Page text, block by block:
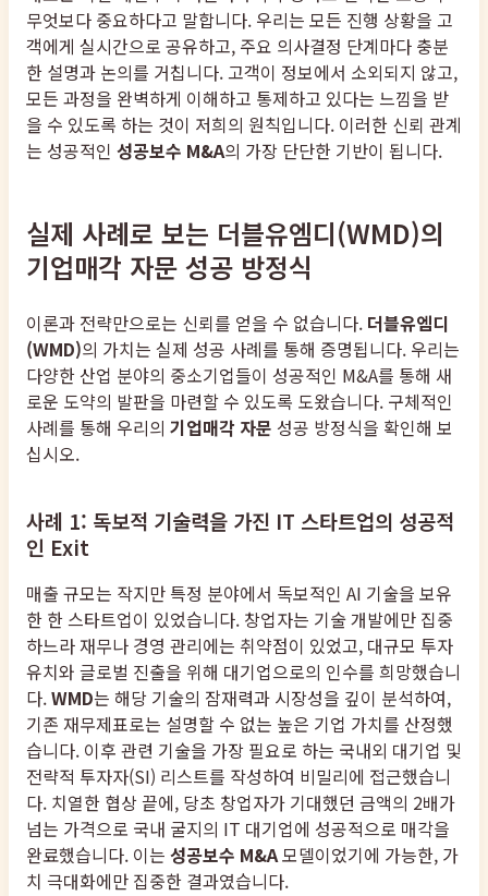
무엇보다 중요하다고 말합니다. 우리는 모든 진행 상황을 고
객에게 실시간으로 공유하고, 주요 의사결정 단계마다 충분
한 설명과 논의를 거칩니다. 고객이 정보에서 소외되지 않고,
모든 과정을 완벽하게 이해하고 통제하고 있다는 느낌을 받
을 수 있도록 하는 것이 저희의 원칙입니다. 이러한 신뢰 관계
는 성공적인 성공보수 M&A의 가장 단단한 기반이 됩니다.
실제 사례로 보는 더블유엠디(WMD)의
기업매각 자문 성공 방정식
이론과 전략만으로는 신뢰를 얻을 수 없습니다. 더블유엠디
(WMD)의 가치는 실제 성공 사례를 통해 증명됩니다. 우리는
다양한 산업 분야의 중소기업들이 성공적인 M&A를 통해 새
로운 도약의 발판을 마련할 수 있도록 도왔습니다. 구체적인
사례를 통해 우리의 기업매각 자문 성공 방정식을 확인해 보
십시오.
사례 1: 독보적 기술력을 가진 IT 스타트업의 성공적
인 Exit
매출 규모는 작지만 특정 분야에서 독보적인 AI 기술을 보유
한 한 스타트업이 있었습니다. 창업자는 기술 개발에만 집중
하느라 재무나 경영 관리에는 취약점이 있었고, 대규모 투자
유치와 글로벌 진출을 위해 대기업으로의 인수를 희망했습니
다.WMD는 해당 기술의 잠재력과 시장성을 깊이 분석하여,
기존 재무제표로는 설명할 수 없는 높은 기업 가치를 산정했
습니다. 이후 관련 기술을 가장 필요로 하는 국내외 대기업 및
전략적 투자자(SI) 리스트를 작성하여 비밀리에 접근했습니
다. 치열한 협상 끝에, 당초 창업자가 기대했던 금액의 2배가
넘는 가격으로 국내 굴지의 IT 대기업에 성공적으로 매각을
완료했습니다. 이는 성공보수 M&A모델이었기에 가능한, 가
치 극대화에만 집중한 결과였습니다.